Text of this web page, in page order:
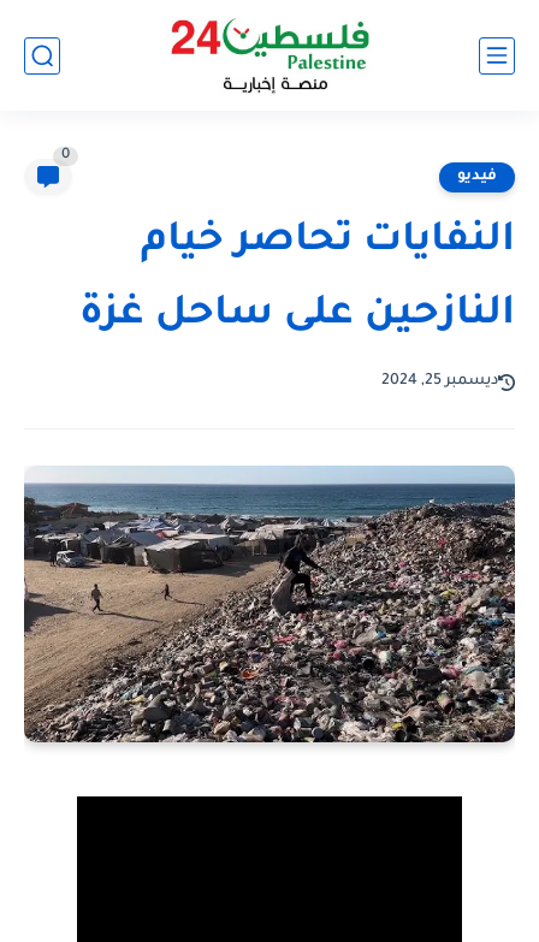
فيديو
0
النفايات تحاصر خيام
النازحين على ساحل غزة
ديسمبر 25, 2024